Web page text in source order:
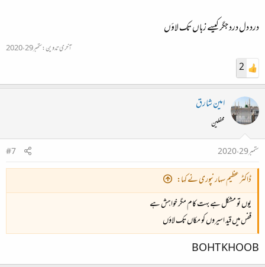
درد دل درد جگر کیسے زباں تک لاؤں
آخری تدوین:ستمبر 29، 2020
2
امین شارق
محفلین
ستمبر 29، 2020
#7
ڈاکٹر عظیم سہارنپوری نے کہا:
یوں تو مشکل ہے بہت کام مگر خواہش ہے
قفس میں قید اسیروں کو مکاں تک لاؤں
BOHT KHOOB